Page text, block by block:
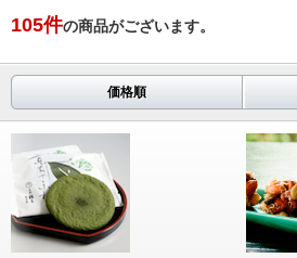
105件の商品がございます。
価格順